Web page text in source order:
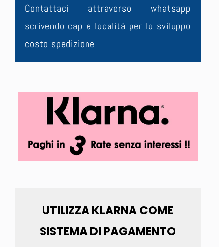
Contattaci attraverso whatsapp
scrivendo cap e località per lo sviluppo
costo spedizione
UTILIZZA KLARNA COME
SISTEMA DI PAGAMENTO